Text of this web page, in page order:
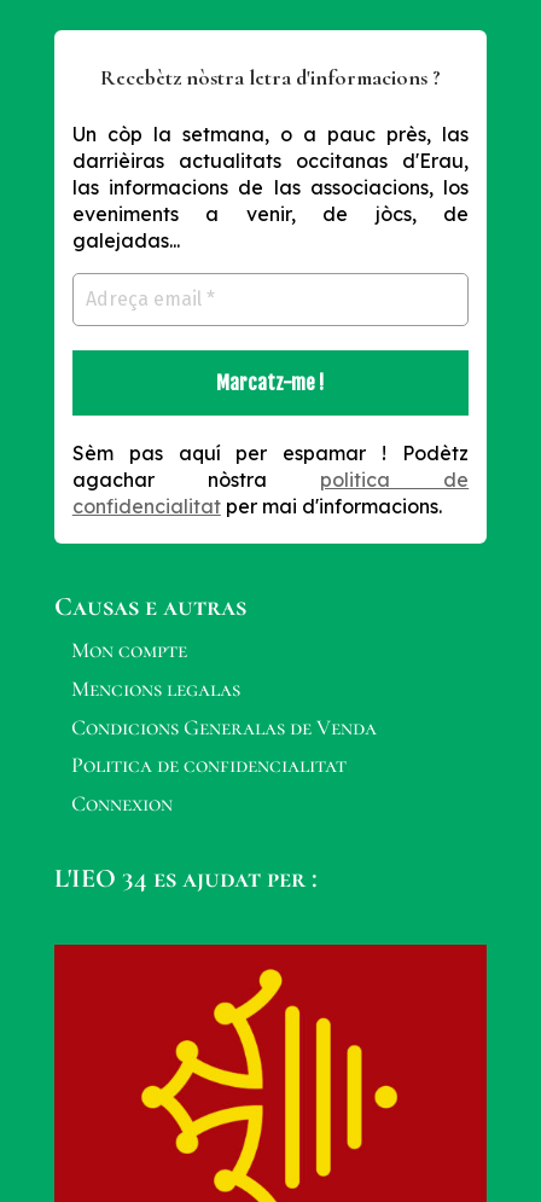
Recebètz nòstra letra d'informacions ?
Un còp la setmana, o a pauc près, las
darrièiras actualitats occitanas d'Erau,
las informacions de las associacions, los
eveniments a venir, de jòcs, de
galejadas...
Sèm pas aquí per espamar !
Podètz
agachar nòstra politica de
confidencialitatper mai d'informacions.
Causas e autras
Mon compte
Mencions legalas
Condicions Generalas de Venda
Politica de confidencialitat
Connexion
L'IEO 34 es ajudat per :